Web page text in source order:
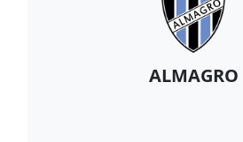
ALMAGRO